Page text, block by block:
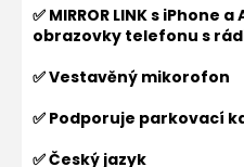
✅ MIRROR LINK s iPhone
obrazovky telefonu s
✅ Vestavěný mikorofon
✅ Podporuje parkovací
✅ Český jazyk